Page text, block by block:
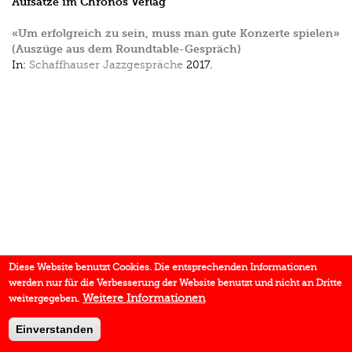
«Um erfolgreich zu sein, muss man gute Konzerte spielen»
(Auszüge aus dem Roundtable-Gespräch)
In: Schaffhauser Jazzgespräche 2017.
Diese Website benutzt Cookies. Die entsprechenden Informationen
werden nur für die Verbesserung der Website benutzt und nicht an Dritte
weitergegeben. Weitere Informationen
Einverstanden